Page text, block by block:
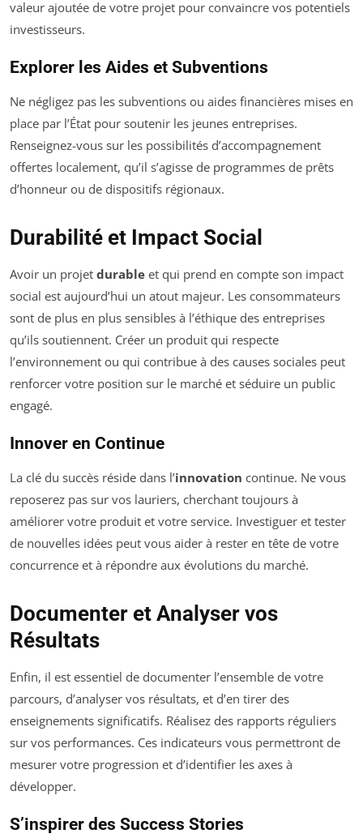
valeur ajoutée de votre projet pour convaincre vos potentiels
investisseurs.
Explorer les Aides et Subventions
Ne négligez pas les subventions ou aides financières mises en
place par l’État pour soutenir les jeunes entreprises.
Renseignez-vous sur les possibilités d’accompagnement
offertes localement, qu’il s’agisse de programmes de prêts
d’honneur ou de dispositifs régionaux.
Durabilité et Impact Social
Avoir un projet durable et qui prend en compte son impact
social est aujourd’hui un atout majeur. Les consommateurs
sont de plus en plus sensibles à l’éthique des entreprises
qu’ils soutiennent. Créer un produit qui respecte
l’environnement ou qui contribue à des causes sociales peut
renforcer votre position sur le marché et séduire un public
engagé.
Innover en Continue
La clé du succès réside dans l’innovation continue. Ne vous
reposerez pas sur vos lauriers, cherchant toujours à
améliorer votre produit et votre service. Investiguer et tester
de nouvelles idées peut vous aider à rester en tête de votre
concurrence et à répondre aux évolutions du marché.
Documenter et Analyser vos
Résultats
Enfin, il est essentiel de documenter l’ensemble de votre
parcours, d’analyser vos résultats, et d’en tirer des
enseignements significatifs. Réalisez des rapports réguliers
sur vos performances. Ces indicateurs vous permettront de
mesurer votre progression et d’identifier les axes à
développer.
S’inspirer des Success Stories